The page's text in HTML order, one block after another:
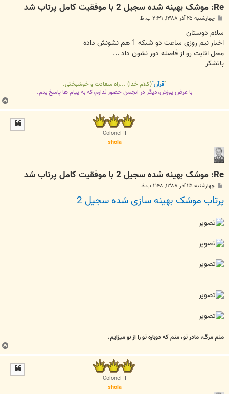
Re: موشک بهينه‌ شده سجيل 2 با موفقيت کامل پرتاب شد
س
ت
چهارشنبه ۲۵ آذر ۱۳۸۸, ۲:۳۱ ب.ظ
سلام دوستان
اخبار نیم روزی ساعت دو شبکه 1 هم نشونش داده
محل اثابت رو از فاصله دور نشون داد ...
باتشکر
"قرآن"(کلام خدا) ...راه سعادت و خوشبختی.
با عرض پوزش،دیگر در انجمن حضور ندارم،که به پیام ها پاسخ بدم.
Colonel II
shola
Re: موشک بهينه‌ شده سجيل 2 با موفقيت کامل پرتاب شد
س
ت
چهارشنبه ۲۵ آذر ۱۳۸۸, ۲:۴۸ ب.ظ
پرتاب موشک بهینه سازی شده سجیل 2
منم مرگ، مادر تو، منم که دوباره تو را از نو میزایم.
Colonel II
shola